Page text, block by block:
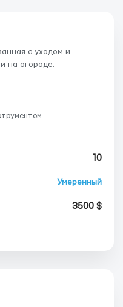
с уходом и
на огороде.
10
Умеренный
3500 $